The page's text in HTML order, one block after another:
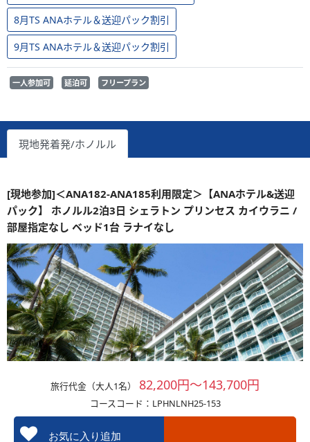
8月TS ANAホテル＆送迎パック割引
9月TS ANAホテル＆送迎パック割引
一人参加可 延泊可 フリープラン
現地発着発/ホノルル
[現地参加]＜ANA182-ANA185利用限定＞【ANAホテル&送迎
パック】 ホノルル2泊3日 シェラトン プリンセス カイウラニ /
部屋指定なし ベッド1台 ラナイなし
旅行代金（大人1名） 82,200円～143,700円
コースコード：LPHNLNH25-153
お気に入り追加